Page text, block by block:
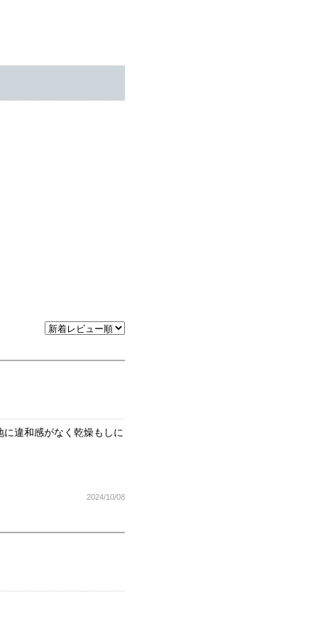
違和感がなく乾燥もしに
2024/10/08